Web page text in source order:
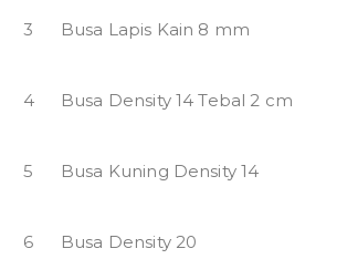
3
Busa Lapis Kain 8 mm
4
Busa Density 14 Tebal 2 cm
5
Busa Kuning Density 14
6
Busa Density 20